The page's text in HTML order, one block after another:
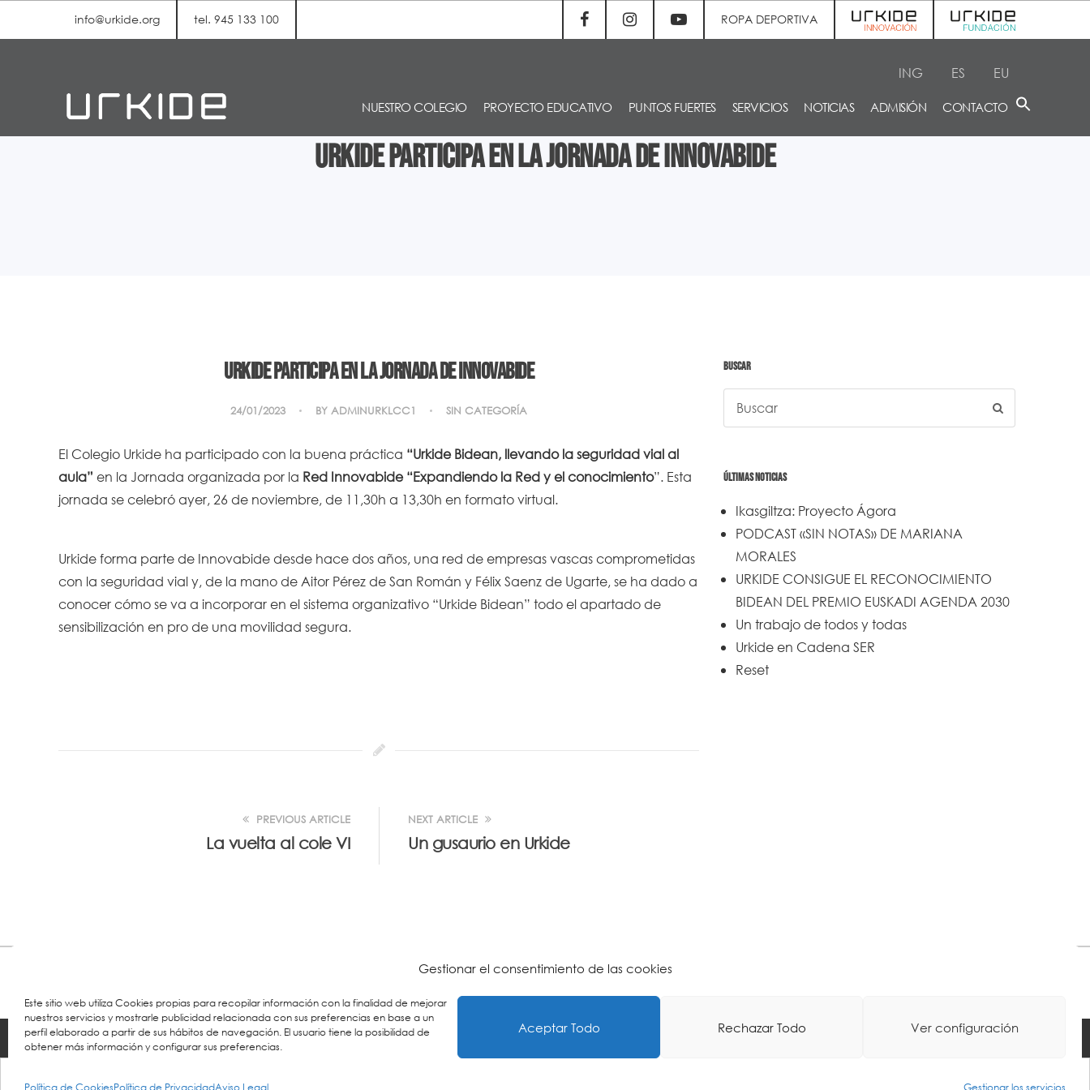
Gestionar el consentimiento de las cookies
Este sitio web utiliza Cookies propias para recopilar información con la finalidad de mejorar
nuestros servicios y mostrarle publicidad relacionada con sus preferencias en base a un
perfil elaborado a partir de sus hábitos de navegación. El usuario tiene la posibilidad de
obtener más información y configurar sus preferencias.
Gestionar los servicios
Aceptar Todo Rechazar Todo Ver configuración
Política de CookiesPolítica de PrivacidadAviso Legal
info@urkide.org tel. 945 133 100 ROPA DEPORTIVA
ING ES EU
NUESTRO COLEGIO PROYECTO EDUCATIVO PUNTOS FUERTES SERVICIOS NOTICIAS ADMISIÓN CONTACTO
Urkide participa en la Jornada de Innovabide
Urkide participa en la Jornada de Innovabide
24/01/2023 BY ADMINURKLCC1 SIN CATEGORÍA
El Colegio Urkide ha participado con la buena práctica “Urkide Bidean, llevando la seguridad vial al
aula” en la Jornada organizada por la Red Innovabide “Expandiendo la Red y el conocimiento”. Esta
jornada se celebró ayer, 26 de noviembre, de 11,30h a 13,30h en formato virtual.
Urkide forma parte de Innovabide desde hace dos años, una red de empresas vascas comprometidas
con la seguridad vial y, de la mano de Aitor Pérez de San Román y Félix Saenz de Ugarte, se ha dado a
conocer cómo se va a incorporar en el sistema organizativo “Urkide Bidean” todo el apartado de
sensibilización en pro de una movilidad segura.
PREVIOUS ARTICLE
La vuelta al cole VI
NEXT ARTICLE
Un gusaurio en Urkide
BUSCAR
ÚLTIMAS NOTICIAS
Ikasgiltza: Proyecto Ágora
PODCAST «SIN NOTAS» DE MARIANA
MORALES
URKIDE CONSIGUE EL RECONOCIMIENTO
BIDEAN DEL PREMIO EUSKADI AGENDA 2030
Un trabajo de todos y todas
Urkide en Cadena SER
Reset
© 2026 Colegio URKIDE Ikastetxea, School.Política de Cookies Política de Privacidad-Aviso Legal Buzón Ético-Diseño Web: La Consulta Creativa